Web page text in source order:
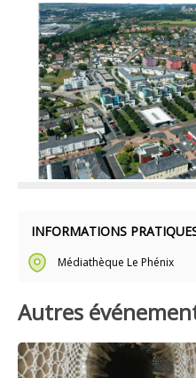
INFORMATIONS
Médiathèque Le Phénix
Autres